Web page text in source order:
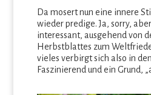
Da mosert nun eine innere
wieder predige. Ja, sorry,
interessant, ausgehend von
Herbstblattes zum
vieles verbirgt sich also in
Faszinierend und ein Grund,